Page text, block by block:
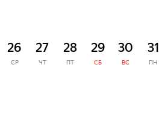
26
СР
27
ЧТ
28
ПТ
29
СБ
30
ВС
31
ПН